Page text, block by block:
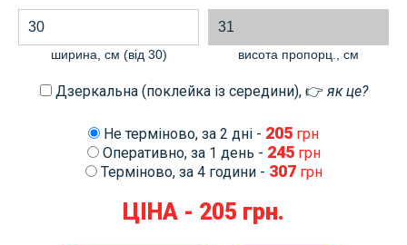
ширина, см (від 30) висота пропорц., cм
Дзеркальна (поклейка із середини), 👉 як це?
Не терміново, за 2 дні - 205 грн
Оперативно, за 1 день - 245 грн
Терміново, за 4 години - 307 грн
ЦІНА - 205 грн.